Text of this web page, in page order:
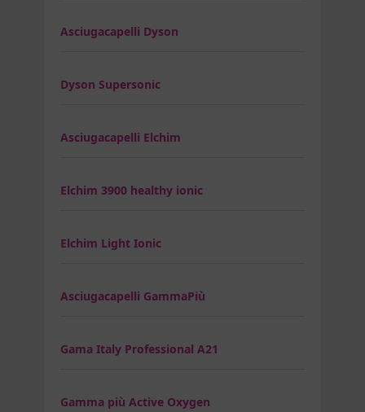
Asciugacapelli Dyson
Dyson Supersonic
Asciugacapelli Elchim
Elchim 3900 healthy ionic
Elchim Light Ionic
Asciugacapelli GammaPiù
Gama Italy Professional A21
Gamma più Active Oxygen